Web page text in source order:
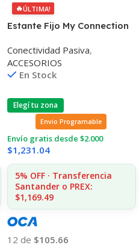
🔥ÚLTIMA!
Estante Fijo My Connection
Conectividad Pasiva,
ACCESORIOS
En Stock
Elegí tu zona
Envio Programable
Envío gratis desde $2.000
$1,231.04
5% OFF · Transferencia
Santander o PREX:
$1,169.49
12 de $105.66